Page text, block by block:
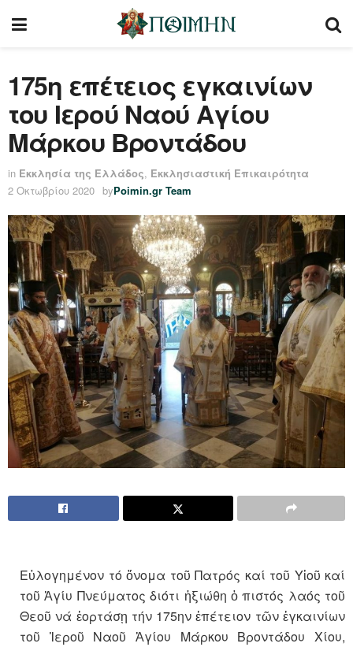
175η επέτειος εγκαινίων
του Ιερού Ναού Αγίου
Μάρκου Βροντάδου
in Εκκλησία της Ελλάδος, Εκκλησιαστική Επικαιρότητα
2 Οκτωβρίου 2020 byPoimin.gr Team
Εὐλογημένον τό ὄνομα τοῦ Πατρός καί τοῦ Υἱοῦ καί
τοῦ Ἁγίυ Πνεύματος διότι ἠξιώθη ὁ πιστός λαός τοῦ
Θεοῦ νά ἑορτάσῃ τήν 175ην ἐπέτειον τῶν ἐγκαινίων
τοῦ Ἱεροῦ Ναοῦ Ἁγίου Μάρκου Βροντάδου Χίου,